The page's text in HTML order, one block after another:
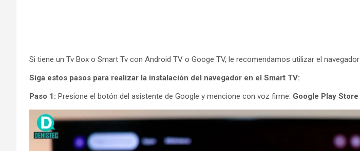
Si tiene un Tv Box o Smart Tv con Android TV o Googe TV, le recomendamos utilizar el navegador
Siga estos pasos para realizar la instalación del navegador en el Smart TV:
Paso 1: Presione el botón del asistente de Google y mencione con voz firme: Google Play Store